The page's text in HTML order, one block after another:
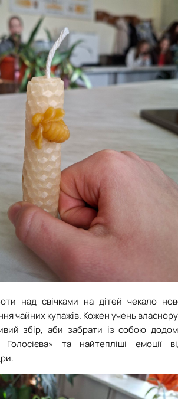
над свічками на дітей чекало
чайних купажів. Кожен учень
збір, аби забрати із собою
Голосієва» та найтепліші емоції